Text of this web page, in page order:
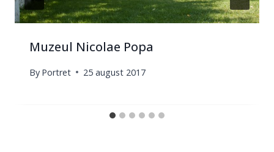
Muzeul Nicolae Popa
By Portret 25 august 2017